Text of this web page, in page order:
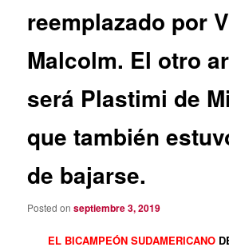
reemplazado por
Malcolm. El otro
será Plastimi de
que también
de bajarse.
Posted onseptiembre 3, 2019
EL BICAMPEÓN SUDAMERICANO